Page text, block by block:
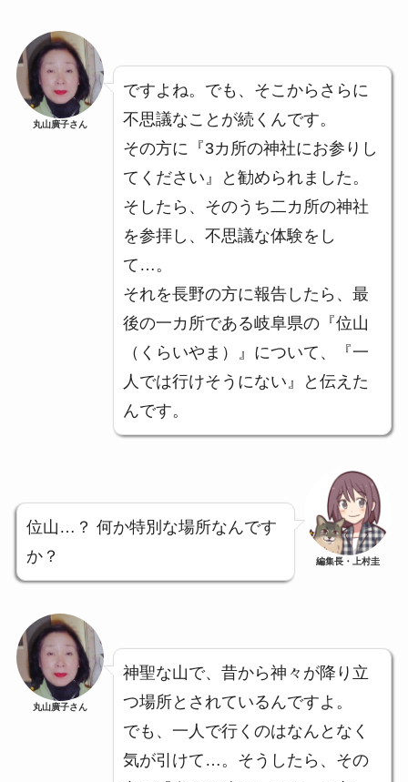
丸山廣子さん
ですよね。でも、そこからさらに
不思議なことが続くんです。
その方に『3カ所の神社にお参りし
てください』と勧められました。
そしたら、そのうち二カ所の神社
を参拝し、不思議な体験をし
て…。
それを長野の方に報告したら、最
後の一カ所である岐阜県の『位山
（くらいやま）』について、『一
人では行けそうにない』と伝えた
んです。
位山…？ 何か特別な場所なんです
か？
編集長・上村圭
丸山廣子さん
神聖な山で、昔から神々が降り立
つ場所とされているんですよ。
でも、一人で行くのはなんとなく
気が引けて…。そうしたら、その